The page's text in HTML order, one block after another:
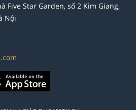
Five Star Garden, số 2 Kim Giang,
Nội